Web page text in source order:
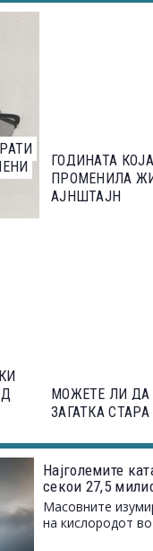
ГОДИНАТА
ПРОМЕНИЛА
АЈНШТАЈН
МОЖЕТЕ ЛИ
ЗАГАТКА
Најголемите
секои 27,5
Масовните
на кислородот